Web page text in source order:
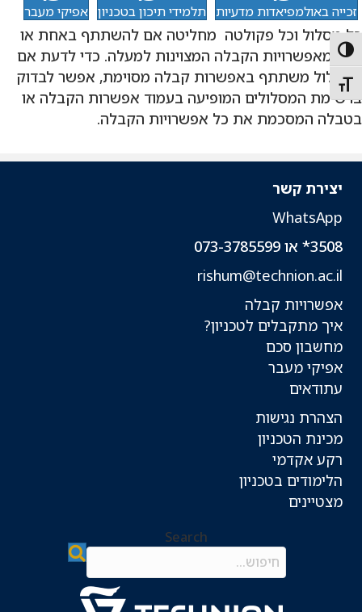
Toggle High Contrast
Toggle Font size
זכייה באולמפיאדות מדעיות תלמידי תיכון בטכניון אפיקי מעבר
כל מסלול וכל פקולטה מחליטה אם להשתתף באחת או
יותר מאפשרויות הקבלה המצוינות למעלה. כדי לדעת אם
המסלול משתתף באפשרות קבלה מסוימת, אפשר לבדוק
ברשימת המסלולים המופיעה בעמוד אפשרות הקבלה או
בטבלה המסכמת את כל אפשרויות הקבלה.
יצירת קשר
WhatsApp
3508* או 073-3785599
rishum@technion.ac.il
אפשרויות קבלה
איך מתקבלים לטכניון?
מחשבון סכם
אפיקי מעבר
עתודאים
הצהרת נגישות
מכינת הטכניון
רקע אקדמי
הלימודים בטכניון
מצטיינים
Search
Search field required